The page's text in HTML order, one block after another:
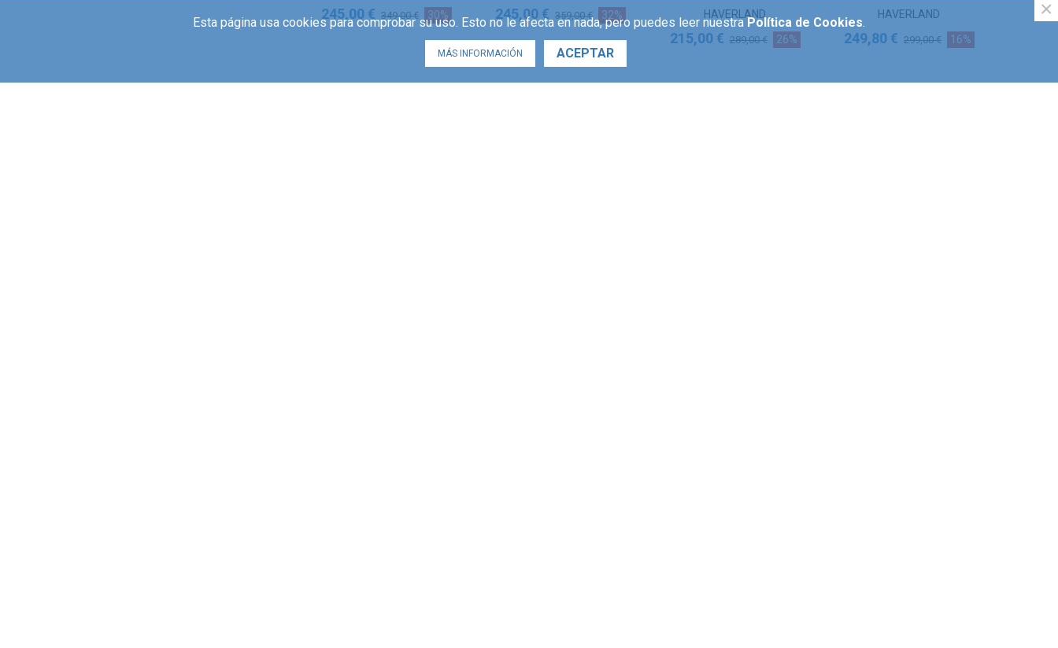
245,00 € 349,00 € 30% 245,00 € 359,00 € 32% HAVERLAND
215,00 € 289,00 € 26%
HAVERLAND
249,80 € 299,00 € 16%
Esta página usa cookies para comprobar su uso. Esto no le afecta en nada, pero puedes leer nuestraPolítica de Cookies.
MÁS INFORMACIÓN ACEPTAR
×